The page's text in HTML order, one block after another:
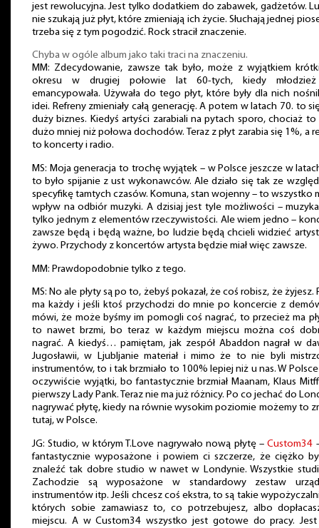
jest rewolucyjna. Jest tylko dodatkiem do zabawek, gadżetów.
nie szukają już płyt, które zmieniają ich życie. Słuchają jednej
trzeba się z tym pogodzić. Rock stracił znaczenie.
Chyba w ogóle album jako taki traci na znaczeniu.
MM: Zdecydowanie, zawsze tak było, może z wyjątkiem
okresu w drugiej połowie lat 60-tych, kiedy
emancypowała. Używała do tego płyt, które były dla nich
idei. Refreny zmieniały całą generację. A potem w latach 70. to
duży biznes. Kiedyś artyści zarabiali na pytach sporo, chociaż to
dużo mniej niż połowa dochodów. Teraz z płyt zarabia się 1%, a
to koncerty i radio.
MS: Moja generacja to trochę wyjątek – w Polsce jeszcze w
to było spijanie z ust wykonawców. Ale działo się tak ze
specyfikę tamtych czasów. Komuna, stan wojenny – to wszystko
wpływ na odbiór muzyki. A dzisiaj jest tyle możliwości –
tylko jednym z elementów rzeczywistości. Ale wiem jedno –
zawsze będą i będą ważne, bo ludzie będą chcieli widzieć
żywo. Przychody z koncertów artysta będzie miał więc zawsze.
MM: Prawdopodobnie tylko z tego.
MS: No ale płyty są po to, żebyś pokazał, że coś robisz, że żyjesz.
ma każdy i jeśli ktoś przychodzi do mnie po koncercie z
mówi, że może byśmy im pomogli coś nagrać, to przecież ma
to nawet brzmi, bo teraz w każdym miejscu można coś
nagrać. A kiedyś… pamiętam, jak zespół Abaddon nagrał w
Jugosławii, w Ljubljanie materiał i mimo że to nie byli
instrumentów, to i tak brzmiało to 100% lepiej niż u nas. W Polsce
oczywiście wyjątki, bo fantastycznie brzmiał Maanam, Klaus
pierwszy Lady Pank. Teraz nie ma już różnicy. Po co jechać do
nagrywać płytę, kiedy na równie wysokim poziomie możemy to
tutaj, w Polsce.
JG: Studio, w którym T.Love nagrywało nową płytę –Custom34
fantastycznie wyposażone i powiem ci szczerze, że ciężko
znaleźć tak dobre studio w nawet w Londynie. Wszystkie
Zachodzie są wyposażone w standardowy zestaw
instrumentów itp. Jeśli chcesz coś ekstra, to są takie
których sobie zamawiasz to, co potrzebujesz, albo
miejscu. A w Custom34 wszystko jest gotowe do pracy.